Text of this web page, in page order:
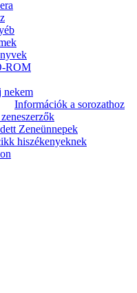
ROM
nekem
Információk a sorozathoz
Zeneünnepek
hiszékenyeknek